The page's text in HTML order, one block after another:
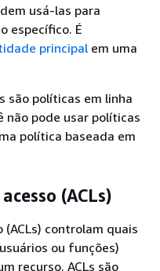
usá-las para
específico. É
principal em uma
são políticas em linha
não pode usar políticas
política baseada em
(ACLs)
controlam quais
ou funções)
recurso. ACLs são